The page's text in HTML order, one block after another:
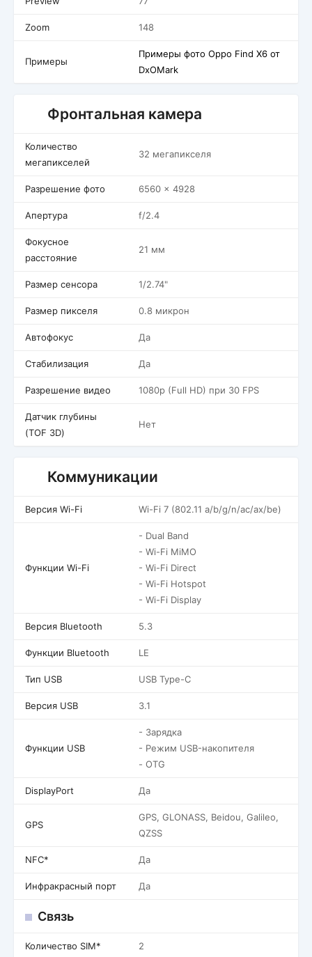
Zoom 148
Примеры
Примеры фото Oppo Find X6 от
DxOMark
Фронтальная камера
Количество
мегапикселей
32 мегапикселя
Разрешение фото 6560 x 4928
Апертура f/2.4
Фокусное
расстояние
21 мм
Размер сенсора 1/2.74"
Размер пикселя 0.8 микрон
Автофокус Да
Стабилизация Да
Разрешение видео 1080p (Full HD) при 30 FPS
Датчик глубины
(TOF 3D)
Нет
Коммуникации
Версия Wi-Fi Wi-Fi 7 (802.11 a/b/g/n/ac/ax/be)
Функции Wi-Fi
- Dual Band
- Wi-Fi MiMO
- Wi-Fi Direct
- Wi-Fi Hotspot
- Wi-Fi Display
Версия Bluetooth 5.3
Функции Bluetooth LE
Тип USB USB Type-C
Версия USB 3.1
Функции USB
- Зарядка
- Режим USB-накопителя
- OTG
DisplayPort Да
GPS
GPS, GLONASS, Beidou, Galileo,
QZSS
NFC* Да
Инфракрасный порт Да
Связь
Количество SIM* 2